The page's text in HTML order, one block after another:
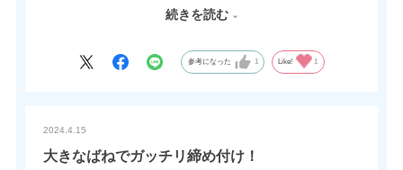
■フック追加
続きを読む
参考になった 1 Like! 1
2024.4.15
大きなばねでガッチリ締め付け！